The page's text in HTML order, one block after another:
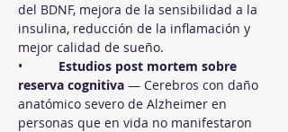
del BDNF, mejora de la sensibilidad a la
insulina, reducción de la inflamación y
mejor calidad de sueño.
• Estudios post mortem sobre
reserva cognitiva — Cerebros con daño
anatómico severo de Alzheimer en
personas que en vida no manifestaron